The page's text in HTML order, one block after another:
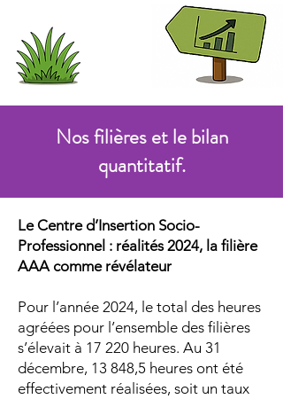
Nos filières et le bilan
quantitatif.
Le Centre d’Insertion Socio-
Professionnel : réalités 2024, la filière
AAA comme révélateur
Pour l’année 2024, le total des heures
agréées pour l’ensemble des filières
s’élevait à 17 220 heures. Au 31
décembre, 13 848,5 heures ont été
effectivement réalisées, soit un taux